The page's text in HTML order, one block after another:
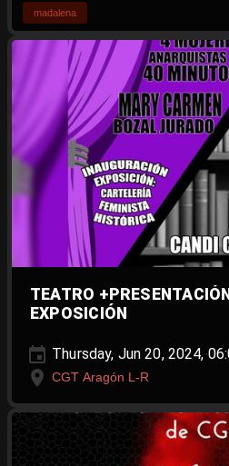
madalena
TEATRO
EXPOSICIÓN
Thursday, Jun 20, 2024,
CGT Aragón L-R